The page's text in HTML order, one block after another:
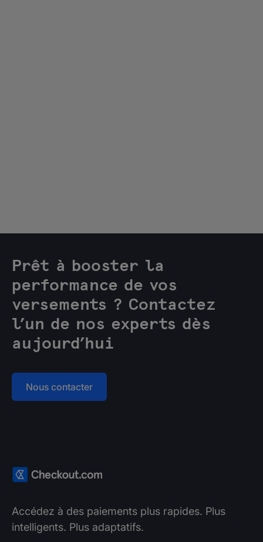
Prêt à booster la
performance de vos
versements ? Contactez
l’un de nos experts dès
aujourd’hui
Nous contacter
Accédez à des paiements plus rapides. Plus
intelligents. Plus adaptatifs.